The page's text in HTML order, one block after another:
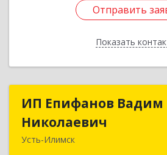
Отправить
Показать
Отправить
Назад
ИП Епифанов Вадим
Николаевич
Усть-Илимск
ИП